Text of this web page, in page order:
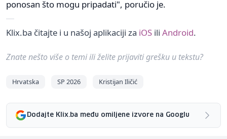
ponosan što mogu pripadati", poručio je.
Klix.ba čitajte i u našoj aplikaciji za iOS ili Android.
Znate nešto više o temi ili želite prijaviti grešku u tekstu?
Hrvatska SP 2026 Kristijan Iličić
Dodajte Klix.ba među omiljene izvore na Googlu